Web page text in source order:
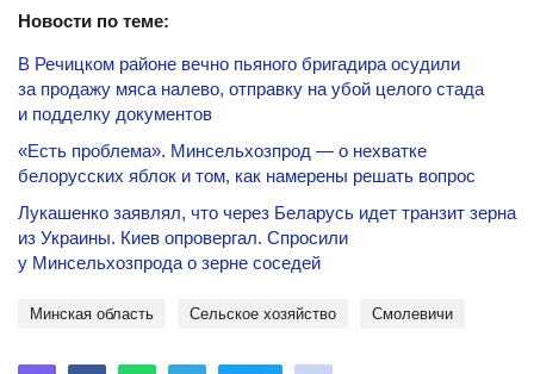
Новости по теме:
В Речицком районе вечно пьяного бригадира осудили
за продажу мяса налево, отправку на убой целого стада
и подделку документов
«Есть проблема». Минсельхозпрод — о нехватке
белорусских яблок и том, как намерены решать вопрос
Лукашенко заявлял, что через Беларусь идет транзит зерна
из Украины. Киев опровергал. Спросили
у Минсельхозпрода о зерне соседей
Минская область сельское хозяйство Смолевичи